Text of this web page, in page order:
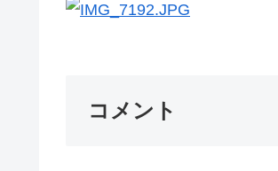
コメント